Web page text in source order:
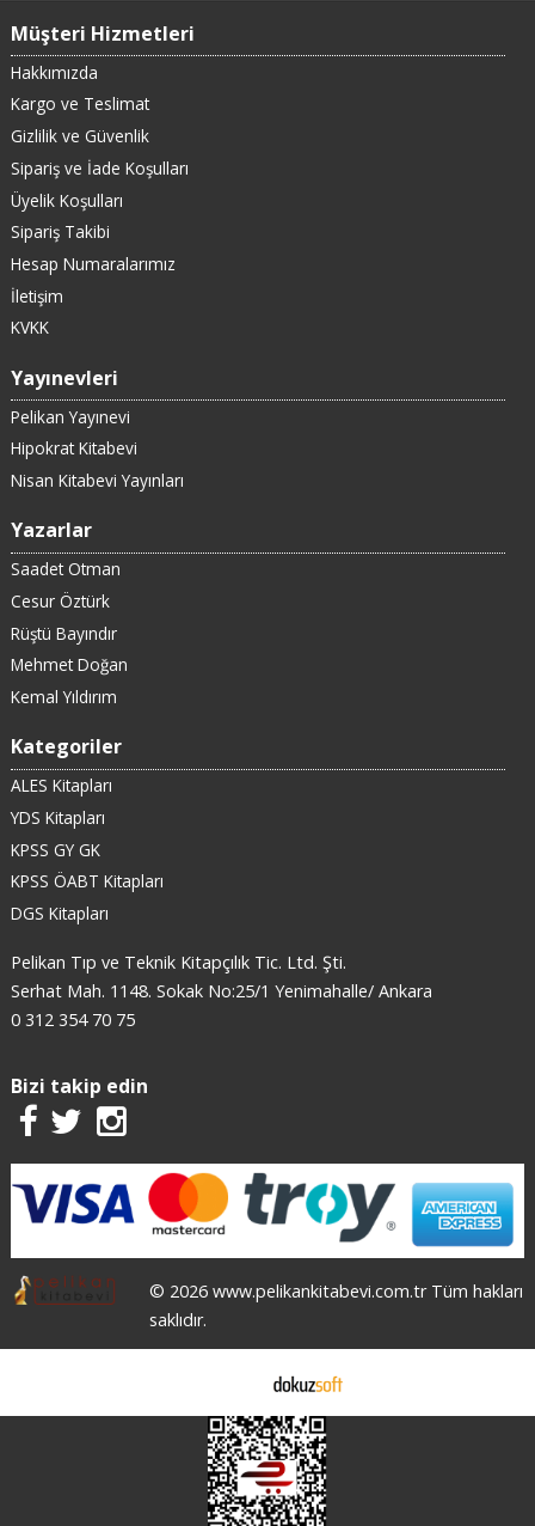
Müşteri Hizmetleri
Hakkımızda
Kargo ve Teslimat
Gizlilik ve Güvenlik
Sipariş ve İade Koşulları
Üyelik Koşulları
Sipariş Takibi
Hesap Numaralarımız
İletişim
KVKK
Yayınevleri
Pelikan Yayınevi
Hipokrat Kitabevi
Nisan Kitabevi Yayınları
Yazarlar
Saadet Otman
Cesur Öztürk
Rüştü Bayındır
Mehmet Doğan
Kemal Yıldırım
Kategoriler
ALES Kitapları
YDS Kitapları
KPSS GY GK
KPSS ÖABT Kitapları
DGS Kitapları
Pelikan Tıp ve Teknik Kitapçılık Tic. Ltd. Şti.
Serhat Mah. 1148. Sokak No:25/1 Yenimahalle/ Ankara
0 312 354 70 75
Bizi takip edin
© 2026 www.pelikankitabevi.com.tr Tüm hakları
saklıdır.